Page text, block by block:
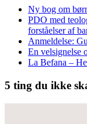
Ny bog om
PDO med
forståelser af
Anmeldelse:
En velsignelse
La Befana –
5 ting du ikke